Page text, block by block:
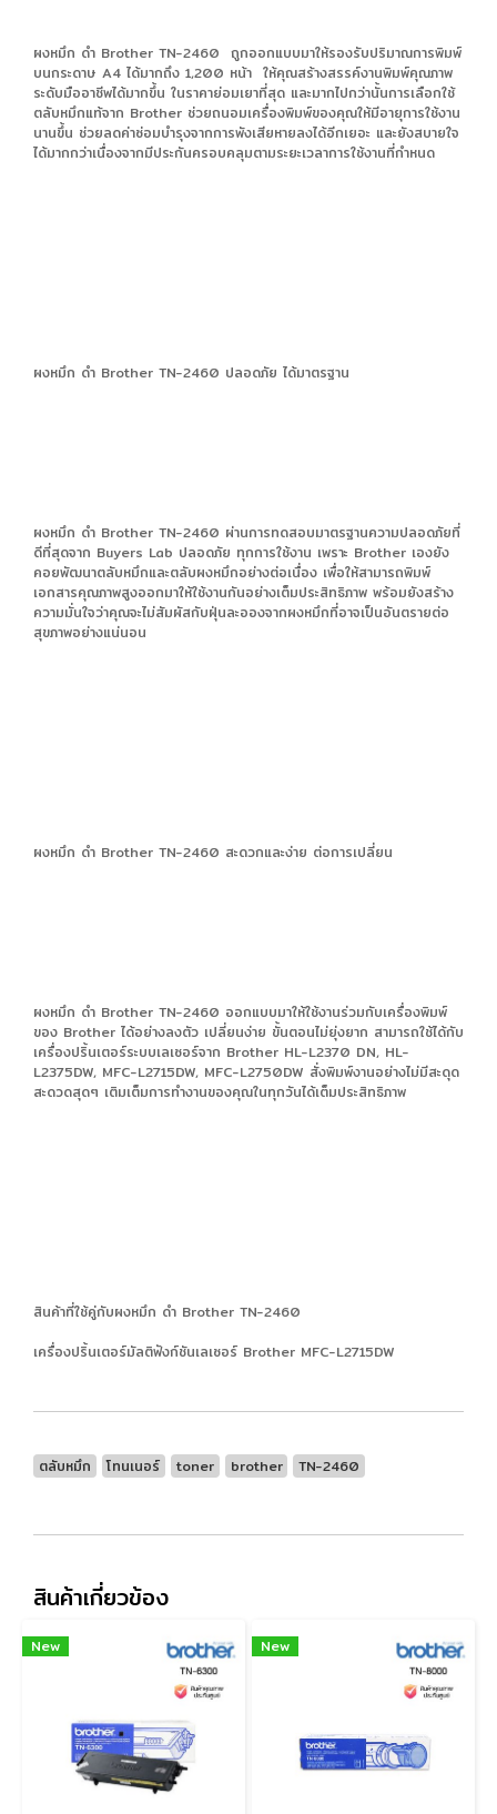
ผงหมึก ดำ Brother TN-2460 ถูกออกแบบมาให้รองรับปริมาณการพิมพ์
บนกระดาษ A4 ได้มากถึง 1,200 หน้า ให้คุณสร้างสรรค์งานพิมพ์คุณภาพ
ระดับมืออาชีพได้มากขึ้น ในราคาย่อมเยาที่สุด และมากไปกว่านั้นการเลือกใช้
ตลับหมึกแท้จาก Brother ช่วยถนอมเครื่องพิมพ์ของคุณให้มีอายุการใช้งาน
นานขึ้น ช่วยลดค่าซ่อมบำรุงจากการพังเสียหายลงได้อีกเยอะ และยังสบายใจ
ได้มากกว่าเนื่องจากมีประกันครอบคลุมตามระยะเวลาการใช้งานที่กำหนด
ผงหมึก ดำ Brother TN-2460 ปลอดภัย ได้มาตรฐาน
ผงหมึก ดำ Brother TN-2460 ผ่านการทดสอบมาตรฐานความปลอดภัยที่
ดีที่สุดจาก Buyers Lab ปลอดภัย ทุกการใช้งาน เพราะ Brother เองยัง
คอยพัฒนาตลับหมึกและตลับผงหมึกอย่างต่อเนื่อง เพื่อให้สามารถพิมพ์
เอกสารคุณภาพสูงออกมาให้ใช้งานกันอย่างเต็มประสิทธิภาพ พร้อมยังสร้าง
ความมั่นใจว่าคุณจะไม่สัมผัสกับฝุ่นละอองจากผงหมึกที่อาจเป็นอันตรายต่อ
สุขภาพอย่างแน่นอน
ผงหมึก ดำ Brother TN-2460 สะดวกและง่าย ต่อการเปลี่ยน
ผงหมึก ดำ Brother TN-2460 ออกแบบมาให้ใช้งานร่วมกับเครื่องพิมพ์
ของ Brother ได้อย่างลงตัว เปลี่ยนง่าย ขั้นตอนไม่ยุ่งยาก สามารถใช้ได้กับ
เครื่องปริ้นเตอร์ระบบเลเซอร์จาก Brother HL-L2370 DN, HL-
L2375DW, MFC-L2715DW, MFC-L2750DW สั่งพิมพ์งานอย่างไม่มีสะดุด
สะดวดสุดๆ เติมเต็มการทำงานของคุณในทุกวันได้เต็มประสิทธิภาพ
สินค้าที่ใช้คู่กับผงหมึก ดำ Brother TN-2460
เครื่องปริ้นเตอร์มัลติฟังก์ชันเลเซอร์ Brother MFC-L2715DW
ตลับหมึก โทนเนอร์ toner brother TN-2460
สินค้าเกี่ยวข้อง
New New